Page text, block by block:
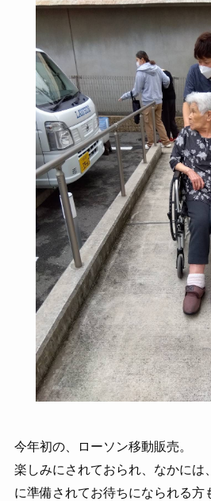
今年初の、ローソン移動販売。
楽しみにされておられ、なかには
に準備されてお待ちになられる方